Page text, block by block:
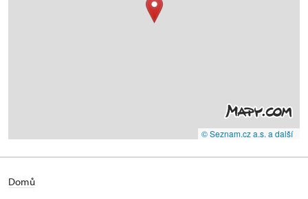
© Seznam.cz a.s. a další
Domů